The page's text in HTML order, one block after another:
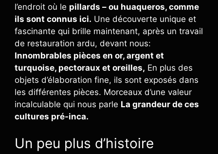
l’endroit où le pillards – ou huaqueros, comme
ils sont connus ici. Une découverte unique et
fascinante qui brille maintenant, après un travail
de restauration ardu, devant nous:
Innombrables pièces en or, argent et
turquoise, pectoraux et oreilles, En plus des
objets d’élaboration fine, ils sont exposés dans
les différentes pièces. Morceaux d’une valeur
incalculable qui nous parle La grandeur de ces
cultures pré-inca.
Un peu plus d’histoire